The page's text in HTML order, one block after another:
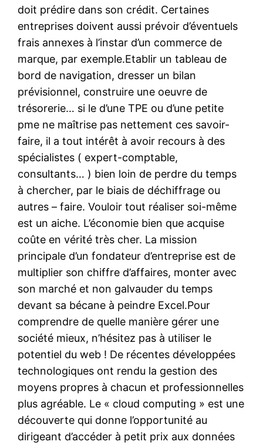
doit prédire dans son crédit. Certaines
entreprises doivent aussi prévoir d’éventuels
frais annexes à l’instar d’un commerce de
marque, par exemple.Etablir un tableau de
bord de navigation, dresser un bilan
prévisionnel, construire une oeuvre de
trésorerie… si le d’une TPE ou d’une petite
pme ne maîtrise pas nettement ces savoir-
faire, il a tout intérêt à avoir recours à des
spécialistes ( expert-comptable,
consultants… ) bien loin de perdre du temps
à chercher, par le biais de déchiffrage ou
autres – faire. Vouloir tout réaliser soi-même
est un aiche. L’économie bien que acquise
coûte en vérité très cher. La mission
principale d’un fondateur d’entreprise est de
multiplier son chiffre d’affaires, monter avec
son marché et non galvauder du temps
devant sa bécane à peindre Excel.Pour
comprendre de quelle manière gérer une
société mieux, n’hésitez pas à utiliser le
potentiel du web ! De récentes développées
technologiques ont rendu la gestion des
moyens propres à chacun et professionnelles
plus agréable. Le « cloud computing » est une
découverte qui donne l’opportunité au
dirigeant d’accéder à petit prix aux données